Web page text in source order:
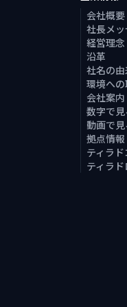
会社概要
社長メ
経営理念
沿革
社名の
環境へ
会社案内
数字で
動画で
拠点情報
ティラ
ティラ